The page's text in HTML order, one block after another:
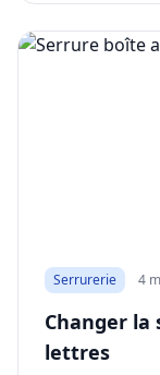
Serrurerie 4
Changer la
lettres